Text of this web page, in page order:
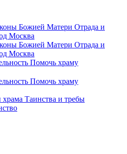
Помочь храму
Помочь храму
Таинства и требы